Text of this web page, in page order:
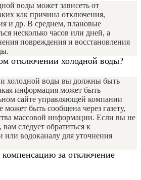
воды может зависеть от
как причина отключения,
и др. В среднем, плановые
несколько часов или дней, а
повреждения и восстановления
отключении холодной воды?
холодной воды вы должны быть
информация может быть
сайте управляющей компании
может быть сообщена через газету,
массовой информации. Если вы не
следует обратиться к
водоканалу для уточнения
за отключение